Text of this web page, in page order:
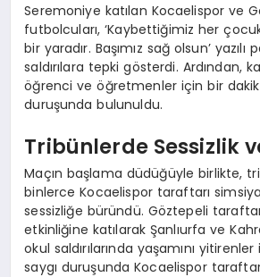
Seremoniye katılan Kocaelispor ve
futbolcuları, ‘Kaybettiğimiz her
bir yaradır. Başımız sağ olsun’ yazılı
saldırılara tepki gösterdi. Ardından,
öğrenci ve öğretmenler için bir
duruşunda bulunuldu.
Tribünlerde Sessizlik
Maçın başlama düdüğüyle birlikte,
binlerce Kocaelispor taraftarı
sessizliğe büründü. Göztepeli
etkinliğine katılarak Şanlıurfa ve
okul saldırılarında yaşamını
saygı duruşunda Kocaelispor